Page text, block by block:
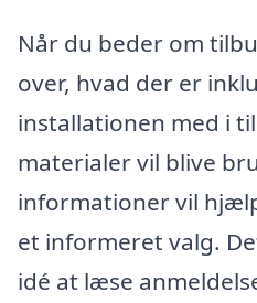
Når du beder om
over, hvad der er
installationen med i
materialer vil blive
informationer vil
et informeret valg.
idé at læse